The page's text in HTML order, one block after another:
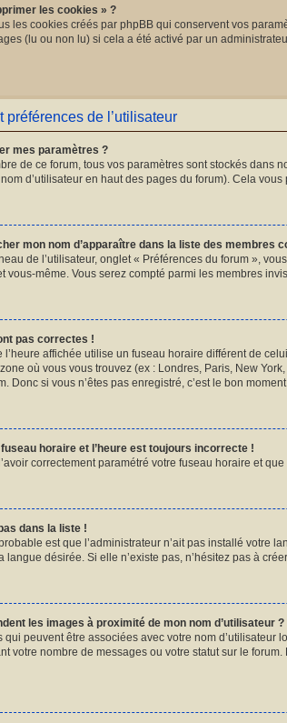
les cookies » ?
les cookies créés par phpBB qui conservent vos
(lu ou non lu) si cela a été activé par un
préférences de l’utilisateur
mes paramètres ?
de ce forum, tous vos paramètres sont stockés dans
d’utilisateur en haut des pages du forum). Cela
mon nom d’apparaître dans la liste des membres
de l’utilisateur, onglet « Préférences du forum »,
vous-même. Vous serez compté parmi les membres
pas correctes !
l’heure affichée utilise un fuseau horaire différent de
où vous vous trouvez (ex : Londres, Paris, New
Donc si vous n’êtes pas enregistré, c’est le bon
fuseau horaire et l’heure est toujours incorrecte !
correctement paramétré votre fuseau horaire et
dans la liste !
est que l’administrateur n’ait pas installé votre
langue désirée. Si elle n’existe pas, n’hésitez pas à
les images à proximité de mon nom d’utilisateur ?
qui peuvent être associées avec votre nom d’utilisateur
votre nombre de messages ou votre statut sur le